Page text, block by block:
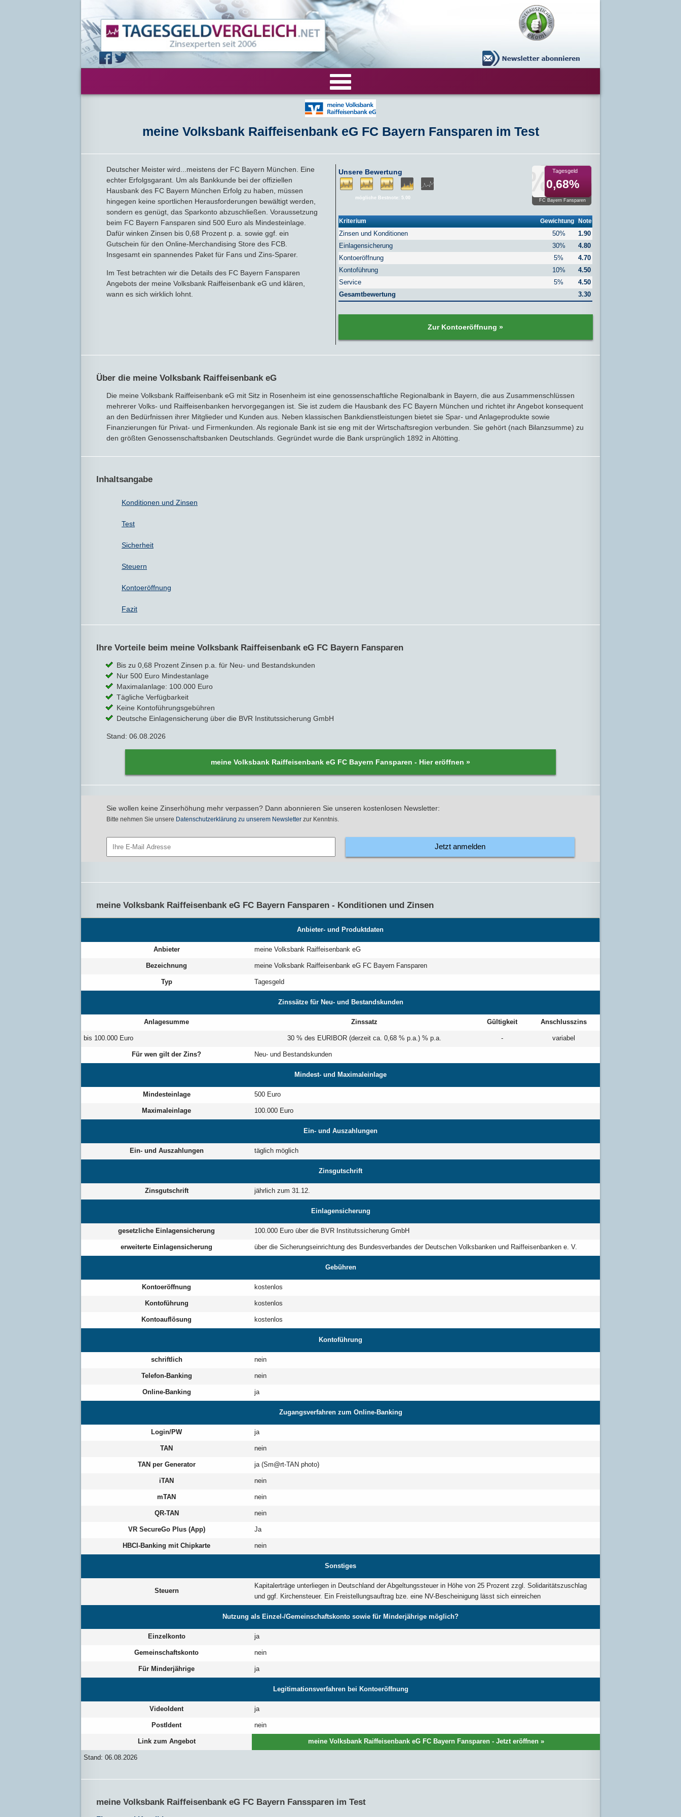
VERGLEICHE
Tagesgeld-Vergleich
Zinsvergleich
Tagesgeld mit Zinsgarantie
Nachhaltige Banken
RECHNER
Festgeldrechner
Tagesgeld-Test
Zinsbroker-Test
FIRMENANGEBOTE
Firmentagesgeld
Firmenfestgeld
Cash Management
ANLAGEALTERNATIVEN
Geldmarkt-ETFs
Sparbuch
Sparbriefe
Depotwechsel
Fremdwährungskonto
RATGEBER
Ratgeber
Downloads
Lexikon
VERÖFFENTLICHUNGEN
Veröffentlichungen
Zinsradar
Statistiken
ALLGEMEINES
Impressum
Über uns
meine Volksbank Raiffeisenbank eG FC Bayern Fansparen im Test
Deutscher Meister wird...meistens der FC Bayern München. Eine
echter Erfolgsgarant. Um als Bankkunde bei der offiziellen
Hausbank des FC Bayern München Erfolg zu haben, müssen
hingegen keine sportlichen Herausforderungen bewältigt werden,
sondern es genügt, das Sparkonto abzuschließen. Voraussetzung
beim FC Bayern Fansparen sind 500 Euro als Mindesteinlage.
Dafür winken Zinsen bis 0,68 Prozent p. a. sowie ggf. ein
Gutschein für den Online-Merchandising Store des FCB.
Insgesamt ein spannendes Paket für Fans und Zins-Sparer.
Im Test betrachten wir die Details des FC Bayern Fansparen
Angebots der meine Volksbank Raiffeisenbank eG und klären,
wann es sich wirklich lohnt.
Unsere Bewertung
mögliche Bestnote: 5.00
Tagesgeld
0,68%
FC Bayern Fansparen
Kriterium Gewichtung Note
Zinsen und Konditionen 50%
1.90
Einlagensicherung
30%
4.80
Kontoeröffnung
5%
4.70
Kontoführung
10%
4.50
Service
5%
4.50
Gesamtbewertung
3.30
Zur Kontoeröffnung »
Über die meine Volksbank Raiffeisenbank eG
Die meine Volksbank Raiffeisenbank eG mit Sitz in Rosenheim ist eine genossenschaftliche Regionalbank in Bayern, die aus Zusammenschlüssen
mehrerer Volks- und Raiffeisenbanken hervorgegangen ist. Sie ist zudem die Hausbank des FC Bayern München und richtet ihr Angebot konsequent
an den Bedürfnissen ihrer Mitglieder und Kunden aus. Neben klassischen Bankdienstleistungen bietet sie Spar- und Anlageprodukte sowie
Finanzierungen für Privat- und Firmenkunden. Als regionale Bank ist sie eng mit der Wirtschaftsregion verbunden. Sie gehört (nach Bilanzsumme) zu
den größten Genossenschaftsbanken Deutschlands. Gegründet wurde die Bank ursprünglich 1892 in Altötting.
Inhaltsangabe
Konditionen und Zinsen
Test
Sicherheit
Steuern
Kontoeröffnung
Fazit
Ihre Vorteile beim meine Volksbank Raiffeisenbank eG FC Bayern Fansparen
Bis zu 0,68 Prozent Zinsen p.a. für Neu- und Bestandskunden
Nur 500 Euro Mindestanlage
Maximalanlage: 100.000 Euro
Tägliche Verfügbarkeit
Keine Kontoführungsgebühren
Deutsche Einlagensicherung über die BVR Institutssicherung GmbH
Stand: 06.08.2026
meine Volksbank Raiffeisenbank eG FC Bayern Fansparen - Hier eröffnen »
Sie wollen keine Zinserhöhung mehr verpassen? Dann abonnieren Sie unseren kostenlosen Newsletter:
Bitte nehmen Sie unsere Datenschutzerklärung zu unserem Newsletter zur Kenntnis.
Jetzt anmelden
meine Volksbank Raiffeisenbank eG FC Bayern Fansparen - Konditionen und Zinsen
Anbieter- und Produktdaten
Anbieter meine Volksbank Raiffeisenbank eG
Bezeichnung meine Volksbank Raiffeisenbank eG FC Bayern Fansparen
Typ Tagesgeld
Zinssätze für Neu- und Bestandskunden
Anlagesumme Zinssatz Gültigkeit Anschlusszins
bis 100.000 Euro 30 % des EURIBOR (derzeit ca. 0,68 % p.a.) % p.a. - variabel
Für wen gilt der Zins? Neu- und Bestandskunden
Mindest- und Maximaleinlage
Mindesteinlage 500 Euro
Maximaleinlage 100.000 Euro
Ein- und Auszahlungen
Ein- und Auszahlungen täglich möglich
Zinsgutschrift
Zinsgutschrift jährlich zum 31.12.
Einlagensicherung
gesetzliche Einlagensicherung 100.000 Euro über die BVR Institutssicherung GmbH
erweiterte Einlagensicherung über die Sicherungseinrichtung des Bundesverbandes der Deutschen Volksbanken und Raiffeisenbanken e. V.
Gebühren
Kontoeröffnung kostenlos
Kontoführung kostenlos
Kontoauflösung kostenlos
Kontoführung
schriftlich nein
Telefon-Banking nein
Online-Banking ja
Zugangsverfahren zum Online-Banking
Login/PW ja
TAN nein
TAN per Generator ja (Sm@rt-TAN photo)
iTAN nein
mTAN nein
QR-TAN nein
VR SecureGo Plus (App) Ja
HBCI-Banking mit Chipkarte nein
Sonstiges
Steuern
Kapitalerträge unterliegen in Deutschland der Abgeltungssteuer in Höhe von 25 Prozent zzgl. Solidaritätszuschlag
und ggf. Kirchensteuer. Ein Freistellungsauftrag bze. eine NV-Bescheinigung lässt sich einreichen
Nutzung als Einzel-/Gemeinschaftskonto sowie für Minderjährige möglich?
Einzelkonto ja
Gemeinschaftskonto nein
Für Minderjährige ja
Legitimationsverfahren bei Kontoeröffnung
VideoIdent ja
PostIdent nein
Link zum Angebot meine Volksbank Raiffeisenbank eG FC Bayern Fansparen - Jetzt eröffnen »
Stand: 06.08.2026
meine Volksbank Raiffeisenbank eG FC Bayern Fanssparen im Test